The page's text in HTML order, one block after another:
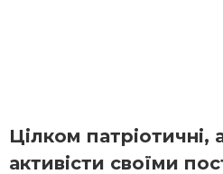
Цілком патріотичні,
активісти своїми